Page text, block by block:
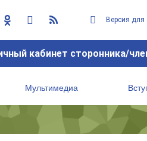
Версия
кабинет сторонника/
Мультимедиа